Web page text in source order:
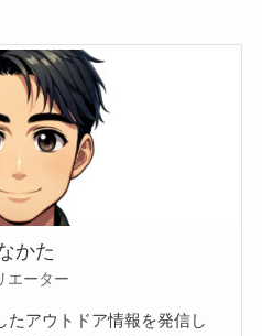
かた
エーター
たアウトドア情報を発信し